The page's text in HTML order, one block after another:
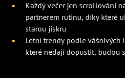
Každý večer jen scrollování
partnerem rutinu, díky které
starou jiskru
Letní trendy podle vášnivých
které nedají dopustit, budou